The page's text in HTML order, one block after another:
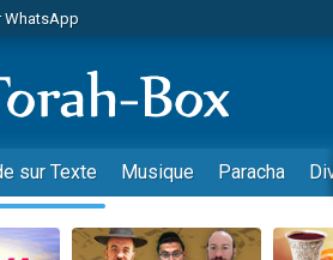
WhatsApp
5 jours de vacances aux Orphelins
Diane, 80 ans, dans un appartement
WhatsApp
sur Texte Musique Paracha